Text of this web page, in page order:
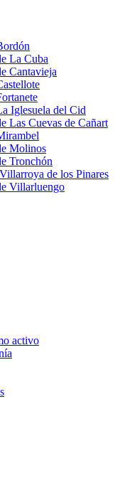
La Cuba
Cantavieja
Iglesuela del Cid
Las Cuevas de Cañart
Molinos
Tronchón
de los Pinares
Villarluengo
activo